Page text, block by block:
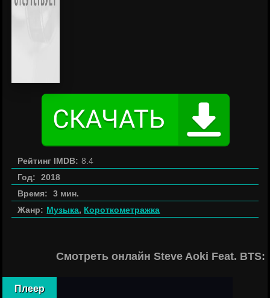
Рейтинг IMDB: 8.4
Год:
2018
Время:
3 мин.
Жанр: Музыка, Короткометражка
Смотреть онлайн Steve Aoki Feat.
Плеер